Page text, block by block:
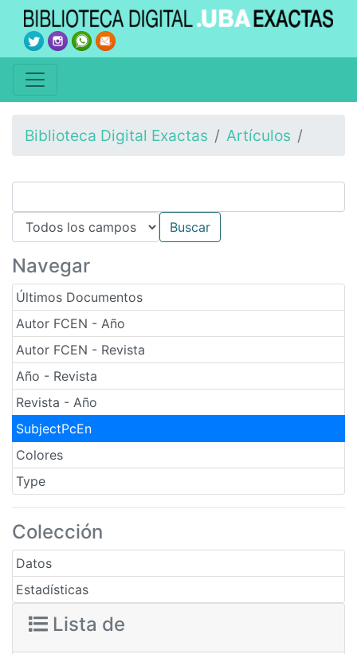
Biblioteca Digital Exactas Artículos
Navegar
Últimos Documentos
Autor FCEN - Año
Autor FCEN - Revista
Año - Revista
Revista - Año
SubjectPcEn
Colores
Type
Colección
Datos
Estadísticas
Lista de